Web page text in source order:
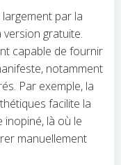
par la
gratuite.
capable de fournir
notamment
Par exemple, la
facilite la
là où le
manuellement